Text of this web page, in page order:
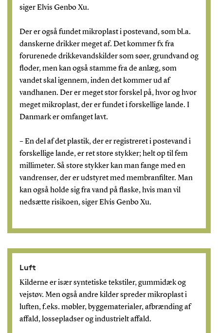
siger Elvis Genbo Xu.
Der er også fundet mikroplast i postevand, som bl.a.
danskerne drikker meget af. Det kommer fx fra
forurenede drikkevandskilder som søer, grundvand og
floder, men kan også stamme fra de anlæg, som
vandet skal igennem, inden det kommer ud af
vandhanen. Der er meget stor forskel på, hvor og hvor
meget mikroplast, der er fundet i forskellige lande. I
Danmark er omfanget lavt.
– En del af det plastik, der er registreret i postevand i
forskellige lande, er ret store stykker; helt op til fem
millimeter. Så store stykker kan man fange med en
vandrenser, der er udstyret med membranfilter. Man
kan også holde sig fra vand på flaske, hvis man vil
nedsætte risikoen, siger Elvis Genbo Xu.
Luft
Kilderne er især syntetiske tekstiler, gummidæk og
vejstøv. Men også andre kilder spreder mikroplast i
luften, f.eks. møbler, byggematerialer, afbrænding af
affald, lossepladser og industrielt affald.